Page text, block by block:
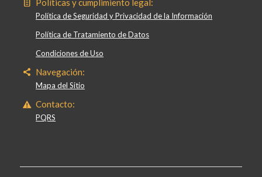
Políticas y cumplimiento legal:
Política de Seguridad y Privacidad de la Información
Política de Tratamiento de Datos
Condiciones de Uso
Navegación:
Mapa del Sitio
Contacto:
PQRS